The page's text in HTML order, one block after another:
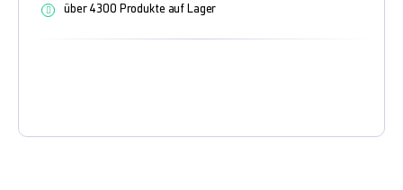
über 4300 Produkte auf Lager